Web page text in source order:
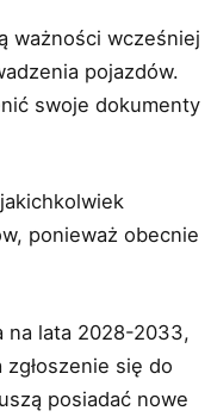
ważności wcześniej
pojazdów.
swoje dokumenty
ponieważ obecnie
na lata 2028-2033,
się do
posiadać nowe